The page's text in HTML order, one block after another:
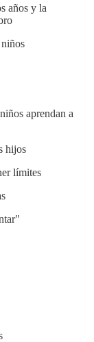
años y la
aprendan a
hijos
límites